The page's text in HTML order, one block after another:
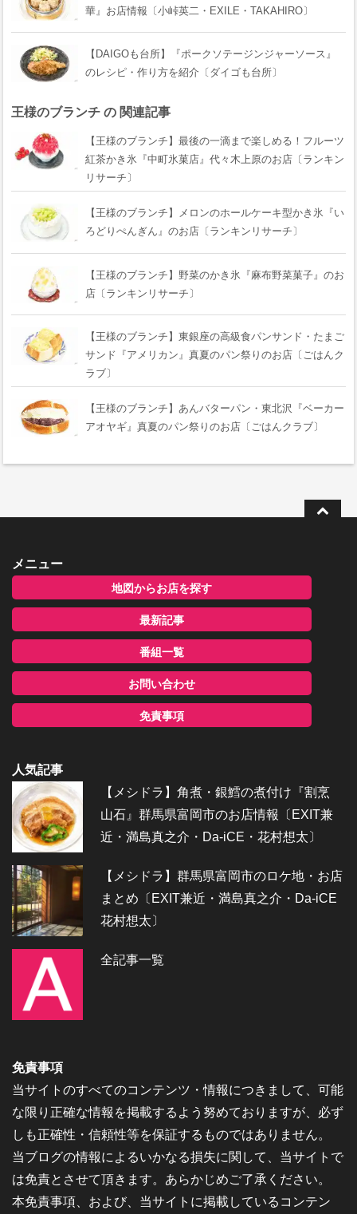
華』お店情報〔小峠英二・EXILE・TAKAHIRO〕
【DAIGOも台所】『ポークソテージンジャーソース』
のレシピ・作り方を紹介〔ダイゴも台所〕
王様のブランチ の 関連記事
【王様のブランチ】最後の一滴まで楽しめる！フルーツ
紅茶かき氷『中町氷菓店』代々木上原のお店〔ランキン
リサーチ〕
【王様のブランチ】メロンのホールケーキ型かき氷『い
ろどりぺんぎん』のお店〔ランキンリサーチ〕
【王様のブランチ】野菜のかき氷『麻布野菜菓子』のお
店〔ランキンリサーチ〕
【王様のブランチ】東銀座の高級食パンサンド・たまご
サンド『アメリカン』真夏のパン祭りのお店〔ごはんク
ラブ〕
【王様のブランチ】あんバターパン・東北沢『ベーカー
アオヤギ』真夏のパン祭りのお店〔ごはんクラブ〕
メニュー
地図からお店を探す
最新記事
番組一覧
お問い合わせ
免責事項
人気記事
【メシドラ】角煮・銀鱈の煮付け『割烹
山石』群馬県富岡市のお店情報〔EXIT兼
近・満島真之介・Da-iCE・花村想太〕
【メシドラ】群馬県富岡市のロケ地・お店
まとめ〔EXIT兼近・満島真之介・Da-iCE
花村想太〕
全記事一覧
免責事項
当サイトのすべてのコンテンツ・情報につきまして、可能
な限り正確な情報を掲載するよう努めておりますが、必ず
しも正確性・信頼性等を保証するものではありません。
当ブログの情報によるいかなる損失に関して、当サイトで
は免責とさせて頂きます。あらかじめご了承ください。
本免責事項、および、当サイトに掲載しているコンテン